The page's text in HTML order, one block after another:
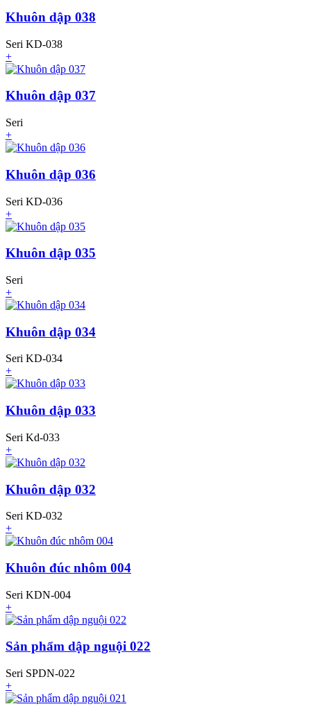
Khuôn dập 038
Seri KD-038
+
Khuôn dập 037
Seri
+
Khuôn dập 036
Seri KD-036
+
Khuôn dập 035
Seri
+
Khuôn dập 034
Seri KD-034
+
Khuôn dập 033
Seri Kd-033
+
Khuôn dập 032
Seri KD-032
+
Khuôn đúc nhôm 004
Seri KDN-004
+
Sản phẩm dập nguội 022
Seri SPDN-022
+